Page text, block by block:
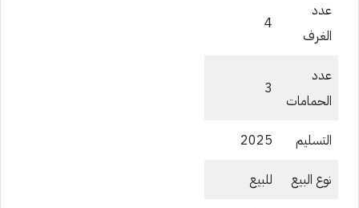
عدد
الغرف
4
عدد
الحمامات
3
التسليم 2025
نوع البيع للبيع